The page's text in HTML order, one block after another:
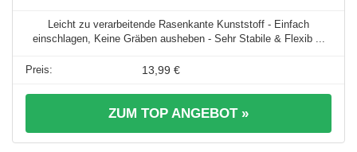
Leicht zu verarbeitende Rasenkante Kunststoff - Einfach
einschlagen, Keine Gräben ausheben - Sehr Stabile & Flexib ...
13,99 €
ZUM TOP ANGEBOT »